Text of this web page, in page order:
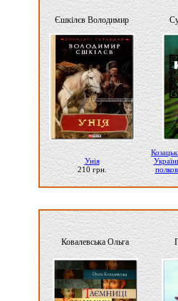
Єшкілєв Володимир
Унія
210 грн.
Ковалевська Ольга